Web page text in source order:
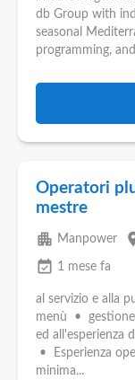
db Group with
seasonal
programming,
Operatori
mestre
apartment Manpower
event_available 1 mese fa
al servizio e alla
menù •
ed all'esperienza
• Esperienza
minima...